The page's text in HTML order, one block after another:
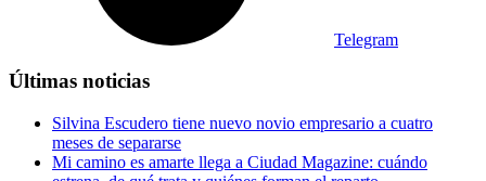
Telegram
Últimas noticias
Silvina Escudero tiene nuevo novio empresario a cuatro
meses de separarse
Mi camino es amarte llega a Ciudad Magazine: cuándo